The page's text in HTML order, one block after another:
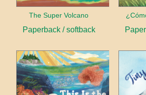
The Super Volcano
Paperback / softback